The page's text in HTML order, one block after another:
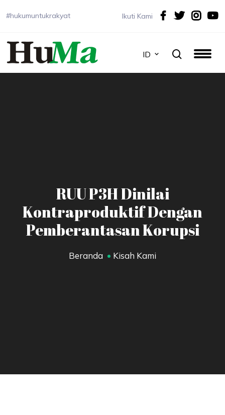
#hukumuntukrakyat Ikuti Kami
ID
RUU P3H Dinilai
Kontraproduktif Dengan
Pemberantasan Korupsi
Beranda Kisah Kami